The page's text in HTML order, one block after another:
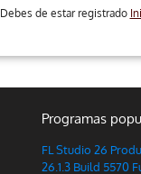
Debes de estar registrado
Programas
FL Studio 26
26.1.3 Build 5570